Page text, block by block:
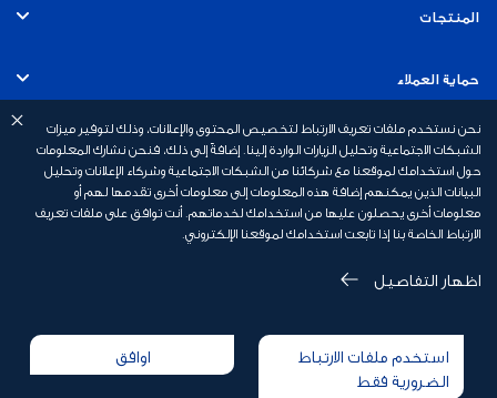
نحن نستخدم ملفات تعريف الارتباط لتخصيص المحتوى والإعلانات، وذلك لتوفير ميزات
الشبكات الاجتماعية وتحليل الزيارات الواردة إلينا. إضافةً إلى ذلك، فنحن نشارك المعلومات
حول استخدامك لموقعنا مع شركائنا من الشبكات الاجتماعية وشركاء الإعلانات وتحليل
البيانات الذين يمكنهم إضافة هذه المعلومات إلى معلومات أخرى تقدمها لهم أو
معلومات أخرى يحصلون عليها من استخدامك لخدماتهم. أنت توافق على ملفات تعريف
الارتباط الخاصة بنا إذا تابعت استخدامك لموقعنا الإلكتروني.
اظهار التفاصيل
اوافق
استخدم ملفات الارتباط
الضرورية فقط
الخدمات البنكية الشخصية
الخدمات المصرفية الخاصة
المنتجات
الحسابات
البطاقات الائتمانية
التمويل الشخصي
التمويل العقاري
حماية العملاء
رسوم الخدمات البنكية
مبادئ وقواعد حماية العملاء
إشعار توعوي بمخاطر الاحتيال
احذر الاحتيال - تجنّب الوقوع ضحية عمليات اختراق البريد الإلكتروني
الإبلاغ عن الانتهاكات
روابط سريعة
نبذة عن بنك أبوظبي الأول السعودية
تطبيق الهاتف المتحرك
إعلان ملف تعريف الارتباط